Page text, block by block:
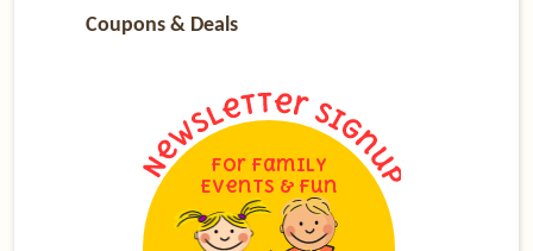
Coupons & Deals
For Family
Events & Fun